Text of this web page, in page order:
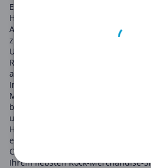
Emp ist die ultimative Online-Shop-
Heavy Metal-Merchandise. Mit
Auswahl an allem von Band-Merch
zu Streetwear und Gaming-
Unterhaltungsbedürfnisse
Rockmusik, Filmen, TV-Shows,
alternativen Lifestyle-Kultur sind,
Interessen ansprechen.
Mit ihren exklusiven Produkten und
bietet EMP großartige
unseren EMP-Coupon-Codes
Hoodies, Schmuck, Poster,
ermäßigten Preisen erwerben.
Chance, aufregende Deals und
Ihrem liebsten Rock-Merchandise-